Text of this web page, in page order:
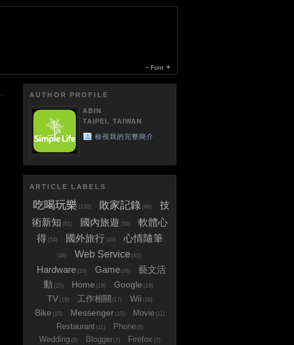
- Font +
AUTHOR PROFILE
ABIN
TAIPEI, TAIWAN
檢視我的完整簡介
ARTICLE LABELS
吃喝玩樂 (130) 敗家記錄 (86)
技
術新知 (61) 國內旅遊 (59)
軟體心
得 (54) 國外旅行 (49) 心情隨筆
(48) Web Service (41)
Hardware (33) Game(26)
藝文活
動 (25) Home (19) Google (18)
TV (18) 工作相關 (17) Wii (16)
Bike (15) Messenger (15) Movie (11)
Restaurant (11) Phone(8)
Wedding (8) Blogger(7) Firefox (7)